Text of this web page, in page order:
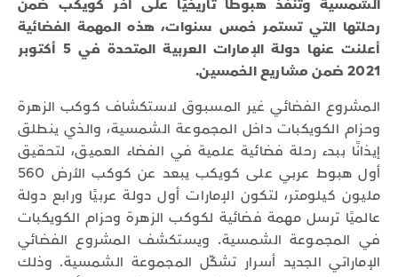
الشمسية وتنفذ هبوطًا تاريخيًا على آخر كويكب ضمن
رحلتها التي تستمر خمس سنوات، هذه المهمة الفضائية
أعلنت عنها دولة الإمارات العربية المتحدة في 5 أكتوبر
2021 ضمن مشاريع الخمسين.
المشروع الفضائي غير المسبوق لاستكشاف كوكب الزهرة
وحزام الكويكبات داخل المجموعة الشمسية، والذي ينطلق
إيذانًا ببدء رحلة فضائية علمية في الفضاء العميق، لتحقيق
أول هبوط عربي على كويكب يبعد عن كوكب الأرض 560
مليون كيلومتر، لتكون الإمارات أول دولة عربيًا ورابع دولة
عالميًا ترسل مهمة فضائية لكوكب الزهرة وحزام الكويكبات
في المجموعة الشمسية. ويستكشف المشروع الفضائي
الإماراتي الجديد أسرار تشكّل المجموعة الشمسية. وذلك